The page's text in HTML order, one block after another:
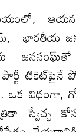
ఆయన
భారతీయ
పార్టీ
ఒక